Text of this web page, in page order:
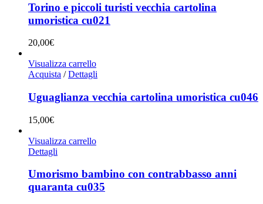
Torino e piccoli turisti vecchia cartolina
umoristica cu021
20,00€
Visualizza carrello
Acquista / Dettagli
Uguaglianza vecchia cartolina umoristica cu046
15,00€
Visualizza carrello
Dettagli
Umorismo bambino con contrabbasso anni
quaranta cu035